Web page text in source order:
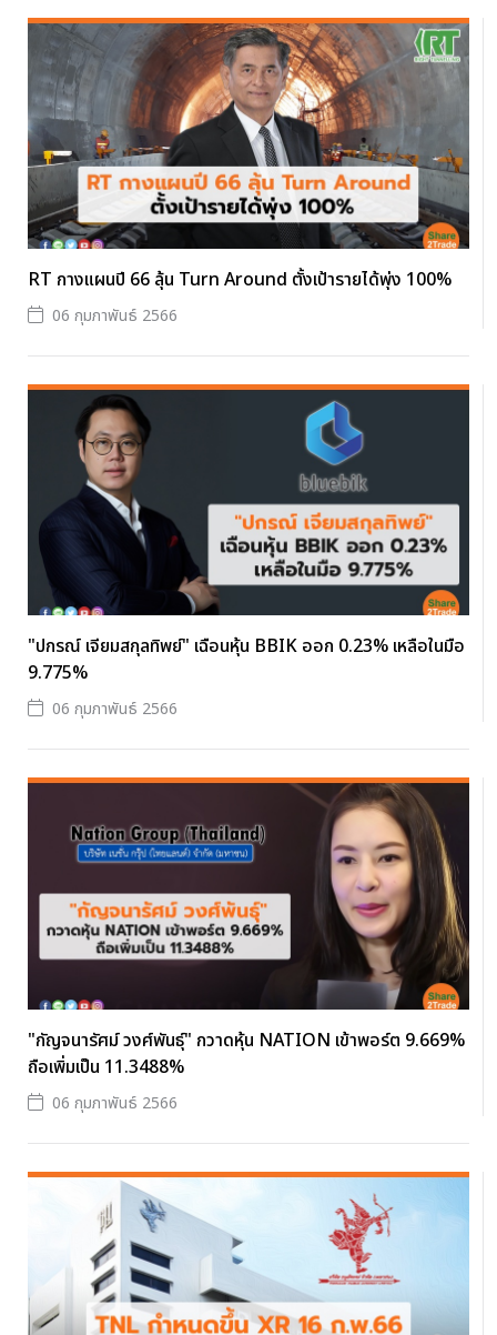
RT กางแผนปี 66 ลุ้น Turn Around ตั้งเป้ารายได้พุ่ง 100%
06 กุมภาพันธ์ 2566
"ปกรณ์ เจียมสกุลทิพย์" เฉือนหุ้น BBIK ออก 0.23% เหลือในมือ
9.775%
06 กุมภาพันธ์ 2566
"กัญจนารัศม์ วงศ์พันธุ์" กวาดหุ้น NATION เข้าพอร์ต 9.669%
ถือเพิ่มเป็น 11.3488%
06 กุมภาพันธ์ 2566